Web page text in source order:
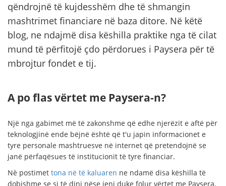
qëndrojnë të kujdesshëm dhe të shmangin
mashtrimet financiare në baza ditore. Në këtë
blog, ne ndajmë disa këshilla praktike nga të cilat
mund të përfitojë çdo përdorues i Paysera për të
mbrojtur fondet e tij.
A po flas vërtet me Paysera-n?
Një nga gabimet më të zakonshme që edhe njerëzit e aftë për
teknologjinë ende bëjnë është që t'u japin informacionet e
tyre personale mashtruesve në internet që pretendojnë se
janë përfaqësues të institucionit të tyre financiar.
Nè postimet tona në të kaluaren ne ndamë disa këshilla të
dobishme se si të dini nëse jeni duke folur vërtet me Paysera,